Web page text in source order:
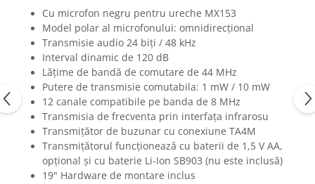
Headset-uri si lavaliere
Microfoane cu fir pentru live
Microfoane de captura
Microfoane pentru instrumente
Microfoane USB - Podcast, Gaming
Seturi de microfoane
Sisteme wireless
Mixere
Accesorii mixere
Mixere analogice
Cu microfon negru pentru ureche MX153
Model polar al microfonului: omnidirecțional
Transmisie audio 24 biți / 48 kHz
Interval dinamic de 120 dB
Lățime de bandă de comutare de 44 MHz
Putere de transmisie comutabila: 1 mW / 10 mW
12 canale compatibile pe banda de 8 MHz
Transmisia de frecventa prin interfața infrarosu
Transmițător de buzunar cu conexiune TA4M
Transmițătorul funcționează cu baterii de 1,5 V AA,
opțional și cu baterie Li-Ion SB903 (nu este inclusă)
19" Hardware de montare inclus